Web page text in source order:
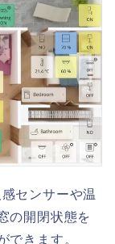
センサーや温
の開閉状態を
できます。